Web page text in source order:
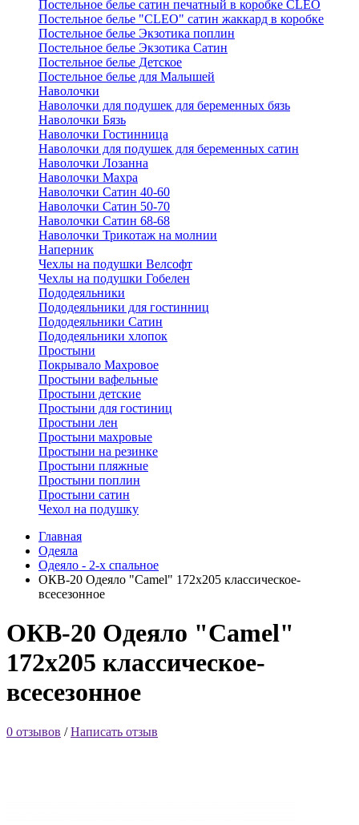
Постельное белье сатин печатный в коробке CLEO
Постельное белье "CLEO" сатин жаккард в коробке
Постельное белье Экзотика поплин
Постельное белье Экзотика Сатин
Постельное белье Детское
Постельное белье для Малышей
Наволочки
Наволочки для подушек для беременных бязь
Наволочки Бязь
Наволочки Гостинница
Наволочки для подушек для беременных сатин
Наволочки Лозанна
Наволочки Махра
Наволочки Сатин 40-60
Наволочки Сатин 50-70
Наволочки Сатин 68-68
Наволочки Трикотаж на молнии
Наперник
Чехлы на подушки Велсофт
Чехлы на подушки Гобелен
Пододеяльники
Пододеяльники для гостинниц
Пододеяльники Сатин
Пододеяльники хлопок
Простыни
Покрывало Махровое
Простыни вафельные
Простыни детские
Простыни для гостиниц
Простыни лен
Простыни махровые
Простыни на резинке
Простыни пляжные
Простыни поплин
Простыни сатин
Чехол на подушку
Главная
Одеяла
Одеяло - 2-х спальное
ОКВ-20 Одеяло "Camel" 172х205 классическое-
всесезонное
ОКВ-20 Одеяло "Camel"
172х205 классическое-
всесезонное
0 отзывов /Написать отзыв